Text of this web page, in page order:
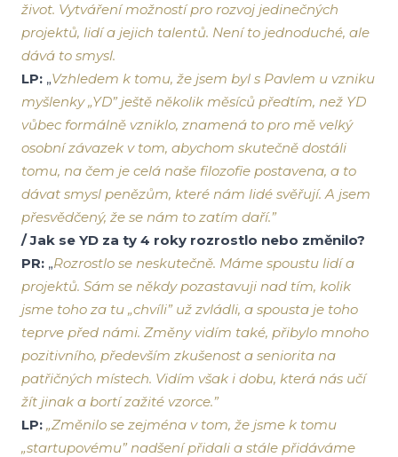
život. Vytváření možností pro rozvoj jedinečných
projektů, lidí a jejich talentů. Není to jednoduché, ale
dává to smysl.
LP: „Vzhledem k tomu, že jsem byl s Pavlem u vzniku
myšlenky „YD” ještě několik měsíců předtím, než YD
vůbec formálně vzniklo, znamená to pro mě velký
osobní závazek v tom, abychom skutečně dostáli
tomu, na čem je celá naše filozofie postavena, a to
dávat smysl penězům, které nám lidé svěřují. A jsem
přesvědčený, že se nám to zatím daří.”
/ Jak se YD za ty 4 roky rozrostlo nebo změnilo?
PR: „Rozrostlo se neskutečně. Máme spoustu lidí a
projektů. Sám se někdy pozastavuji nad tím, kolik
jsme toho za tu „chvíli” už zvládli, a spousta je toho
teprve před námi. Změny vidím také, přibylo mnoho
pozitivního, především zkušenost a seniorita na
patřičných místech. Vidím však i dobu, která nás učí
žít jinak a bortí zažité vzorce.”
LP: „Změnilo se zejména v tom, že jsme k tomu
„startupovému” nadšení přidali a stále přidáváme